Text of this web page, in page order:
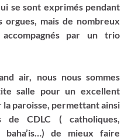
se sont exprimés pendant
orgues, mais de nombreux
accompagnés par un trio
air, nous nous sommes
salle pour un excellent
paroisse, permettant ainsi
de CDLC ( catholiques,
baha’is…) de mieux faire